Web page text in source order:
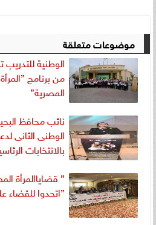
موضوعات متعلقة
من برنامج
المصرية”
نائب محافظ
الوطنى الثانى
بالانتخابات
” قضاياالمرأة
”اتحدوا للقضاء